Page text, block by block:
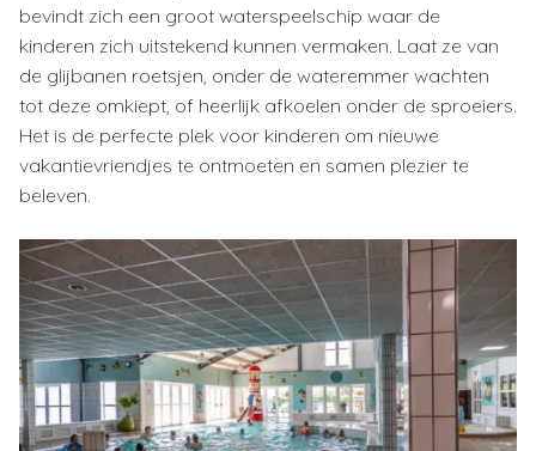
bevindt zich een groot waterspeelschip waar de
kinderen zich uitstekend kunnen vermaken. Laat ze van
de glijbanen roetsjen, onder de wateremmer wachten
tot deze omkiept, of heerlijk afkoelen onder de sproeiers.
Het is de perfecte plek voor kinderen om nieuwe
vakantievriendjes te ontmoeten en samen plezier te
beleven.